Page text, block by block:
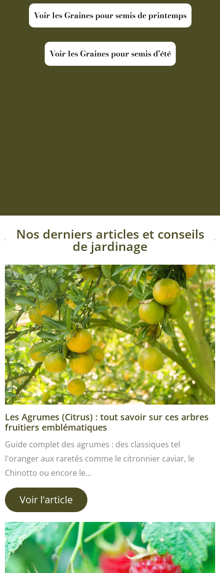
Voir les Graines pour semis de printemps
Voir les Graines pour semis d’été
Nos derniers articles et conseils
de jardinage
Les Agrumes (Citrus) : tout savoir sur ces arbres
fruitiers emblématiques
Guide complet des agrumes : des classiques tel
l'oranger aux raretés comme le citronnier caviar, le
Chinotto ou encore le…
Voir l'article